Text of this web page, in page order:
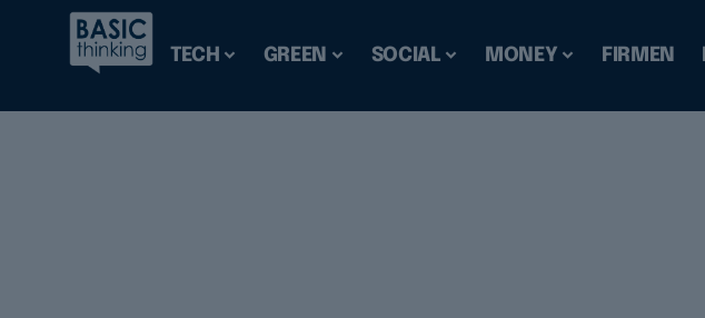
TECH GREEN SOCIAL MONEY FIRMEN